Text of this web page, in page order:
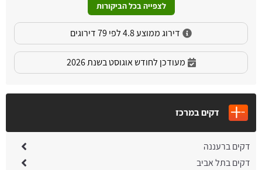
לצפייה בכל הביקורות
דירוג ממוצע 4.8 לפי 79 דירוגים
מעודכן לחודש אוגוסט בשנת 2026
דקים במרכז
דקים ברעננה
דקים בתל אביב